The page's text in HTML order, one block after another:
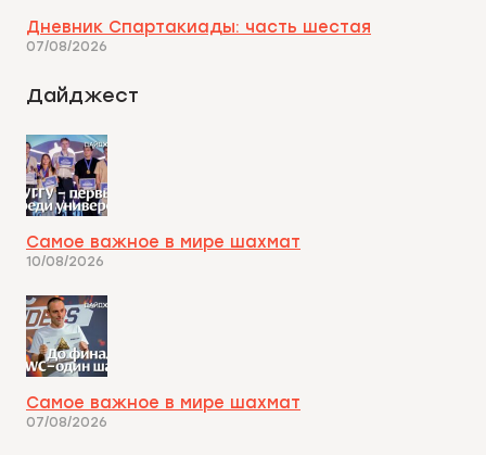
Дневник Спартакиады: часть шестая
07/08/2026
Дайджест
Самое важное в мире шахмат
10/08/2026
Самое важное в мире шахмат
07/08/2026